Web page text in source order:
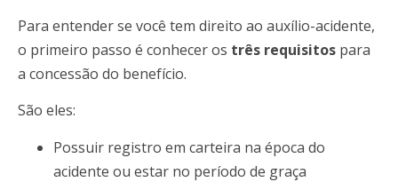
Para entender se você tem direito ao auxílio-acidente,
o primeiro passo é conhecer os três requisitos para
a concessão do benefício.
São eles:
Possuir registro em carteira na época do
acidente ou estar no período de graça